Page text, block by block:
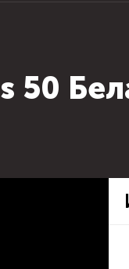
50